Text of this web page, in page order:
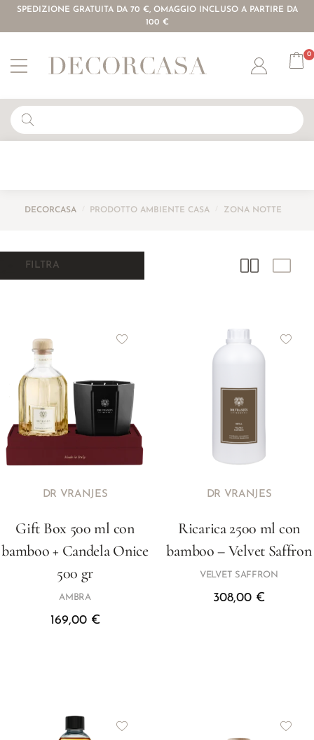
SPEDIZIONE GRATUITA DA 70 €, OMAGGIO INCLUSO A PARTIRE DA
100 €
Account
0
DECORCASA PRODOTTO AMBIENTE CASA ZONA NOTTE
FILTRA
DR VRANJES
Gift Box 500 ml con
bamboo + Candela Onice
500 gr
AMBRA
169,00 €
DR VRANJES
Ricarica 2500 ml con
bamboo – Velvet Saffron
VELVET SAFFRON
308,00 €